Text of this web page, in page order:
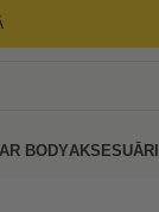
BODYAKSESUĀRI